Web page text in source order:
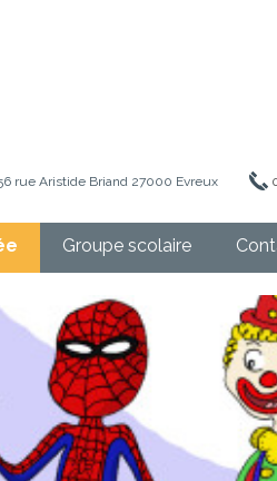
Groupe scolaire
rue Aristide Briand 27000 Evreux